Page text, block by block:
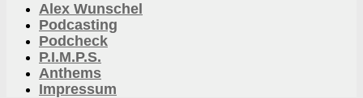
Alex Wunschel
Podcasting
Podcheck
P.I.M.P.S.
Anthems
Impressum